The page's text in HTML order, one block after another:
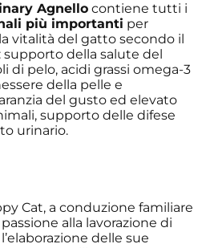
Agnello contiene tutti i
più importanti per
vitalità del gatto secondo il
: supporto della salute del
di pelo, acidi grassi omega-3
della pelle e
del gusto ed elevato
supporto delle difese
urinario.
Cat, a conduzione familiare
alla lavorazione di
delle sue